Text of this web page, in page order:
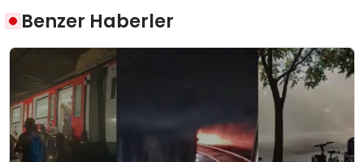
Benzer Haberler